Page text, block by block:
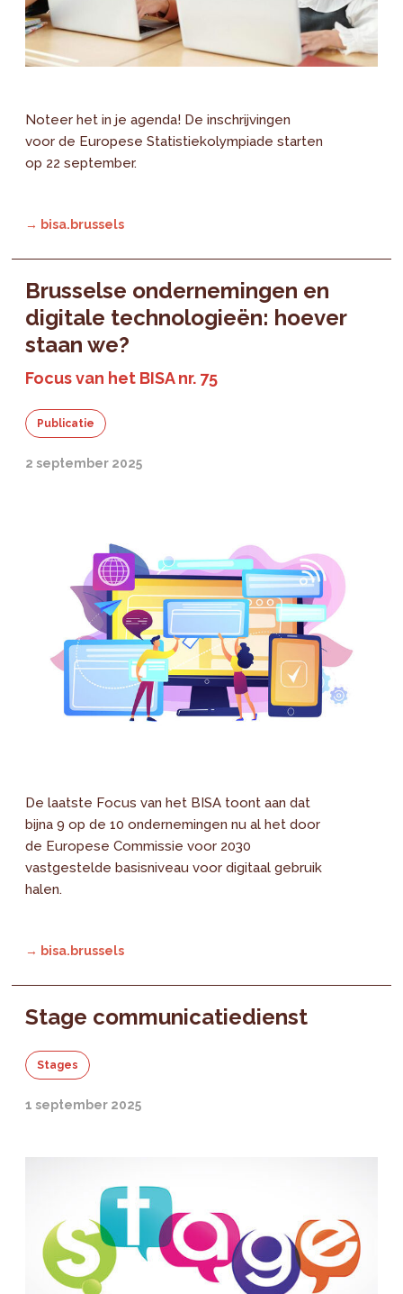
Noteer het in je agenda! De inschrijvingen
voor de Europese Statistiekolympiade starten
op 22 september.
→ bisa.brussels
Brusselse ondernemingen en
digitale technologieën: hoever
staan we?
Focus van het BISA nr. 75
Publicatie
2 september 2025
De laatste Focus van het BISA toont aan dat
bijna 9 op de 10 ondernemingen nu al het door
de Europese Commissie voor 2030
vastgestelde basisniveau voor digitaal gebruik
halen.
→ bisa.brussels
Stage communicatiedienst
Stages
1 september 2025